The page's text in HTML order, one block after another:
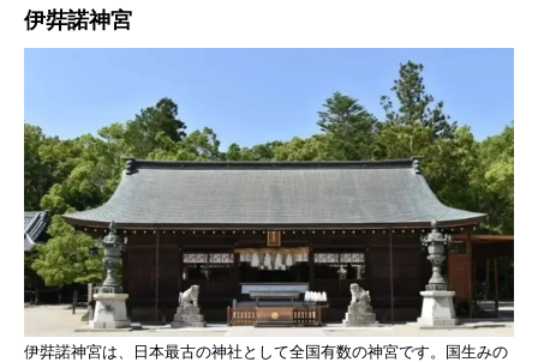
伊弉諾神宮
伊弉諾神宮は、日本最古の神社として全国有数の神宮です。国生みの